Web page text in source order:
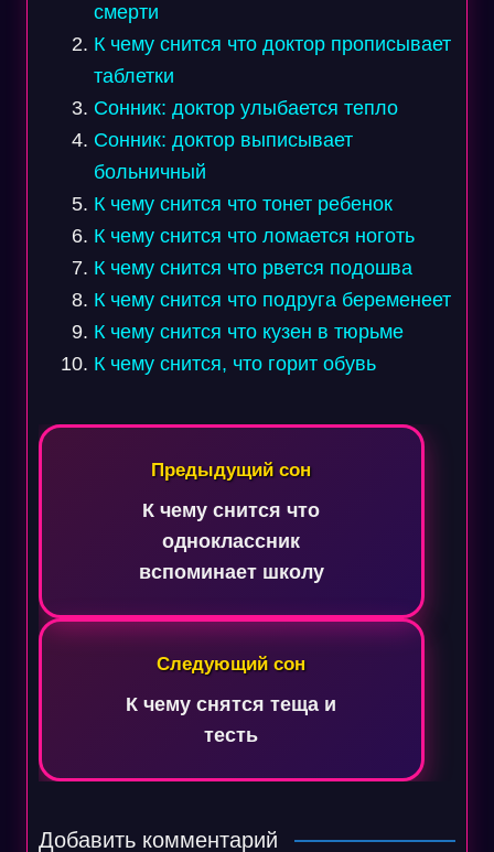
смерти
К чему снится что доктор прописывает
таблетки
Сонник: доктор улыбается тепло
Сонник: доктор выписывает
больничный
К чему снится что тонет ребенок
К чему снится что ломается ноготь
К чему снится что рвется подошва
К чему снится что подруга беременеет
К чему снится что кузен в тюрьме
К чему снится, что горит обувь
Навигация
записям
Предыдущий сон
К чему снится что
одноклассник
вспоминает школу
Следующий сон
К чему снятся теща и
тесть
Добавить комментарий